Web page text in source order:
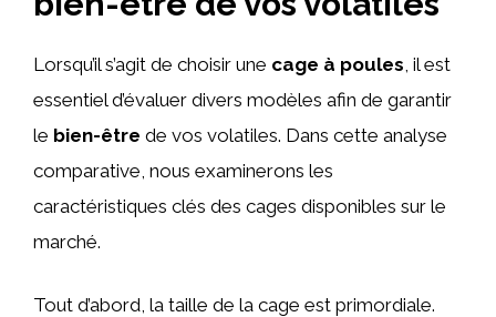
Lorsqu’il s’agit de choisir une cage à poules , il est
essentiel d’évaluer divers modèles afin de garantir
le bien-être de vos volatiles. Dans cette analyse
comparative, nous examinerons les
caractéristiques clés des cages disponibles sur le
marché.
Tout d’abord, la taille de la cage est primordiale.